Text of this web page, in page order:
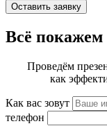
Оставить заявку
Всё покажем
Проведём
как
Как вас зовут
телефон